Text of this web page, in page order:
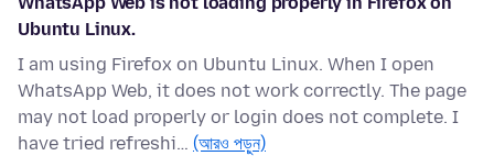
Ubuntu Linux.
I am using Firefox on Ubuntu Linux. When I open
WhatsApp Web, it does not work correctly. The page
may not load properly or login does not complete. I
have tried refreshi… (আরও পড়ুন)